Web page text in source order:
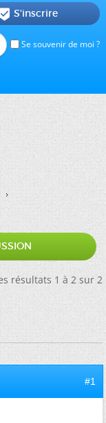
Se souvenir de moi ?
 S'inscrire
résultats 1 à 2 sur 2
#1